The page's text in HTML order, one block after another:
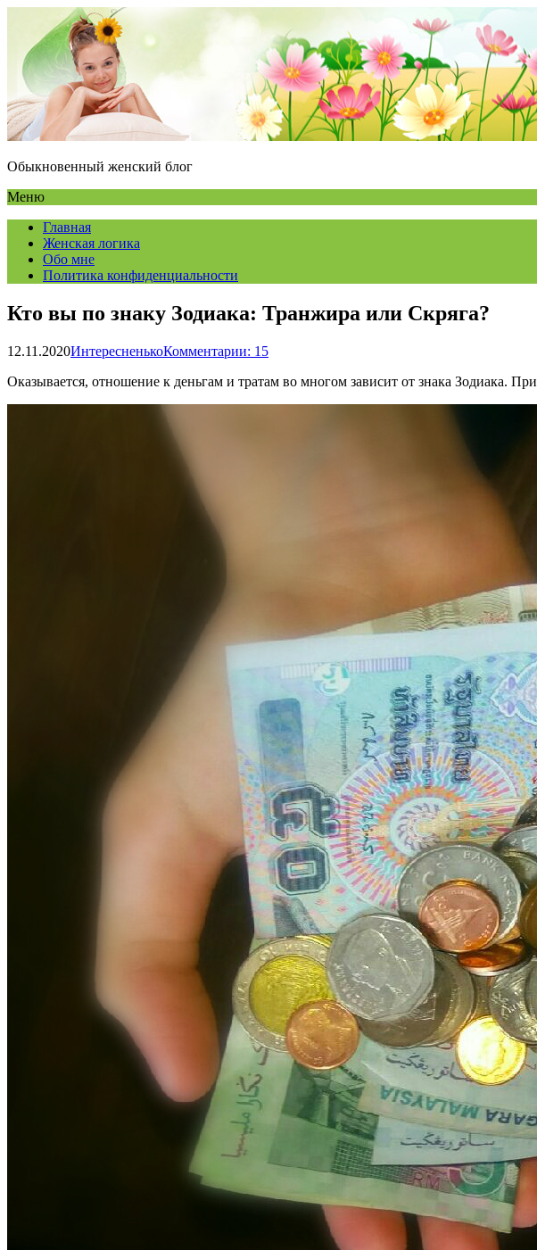
Обыкновенный женский блог
Меню
Главная
Женская логика
Обо мне
Политика конфиденциальности
Кто вы по знаку Зодиака: Транжира или Скряга?
12.11.2020ИнтересненькоКомментарии: 15
Оказывается, отношение к деньгам и тратам во многом зависит от знака